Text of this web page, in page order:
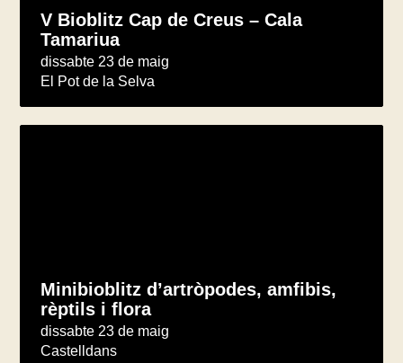
V Bioblitz Cap de Creus – Cala
Tamariua
dissabte 23 de maig
El Pot de la Selva
Minibioblitz d’artròpodes, amfibis,
rèptils i flora
dissabte 23 de maig
Castelldans